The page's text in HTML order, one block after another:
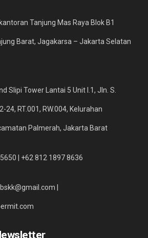
Tanjung Mas Raya Blok B1
Barat, Jagakarsa – Jakarta Selatan
Slipi Tower Lantai 5 Unit I.1, Jln. S.
24, RT.001, RW.004, Kelurahan
Palmerah, Jakarta Barat
| +62 812 1897 8636
|